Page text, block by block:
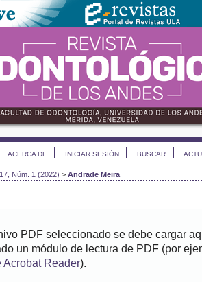
ACERCA DE INICIAR SESIÓN BUSCAR
Núm. 1 (2022) > Andrade Meira
PDF seleccionado se debe cargar
un módulo de lectura de PDF (por
Acrobat Reader).